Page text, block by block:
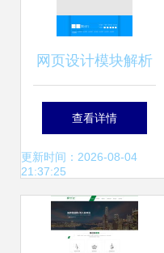
网页设计模块解析
与网站建设策略
查看详情
更新时间：2026-08-04
21:37:25